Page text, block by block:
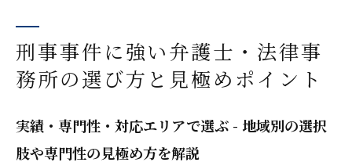
刑事事件に強い弁護士・法律事
務所の選び方と見極めポイント
実績・専門性・対応エリアで選ぶ - 地域別の選択
肢や専門性の見極め方を解説